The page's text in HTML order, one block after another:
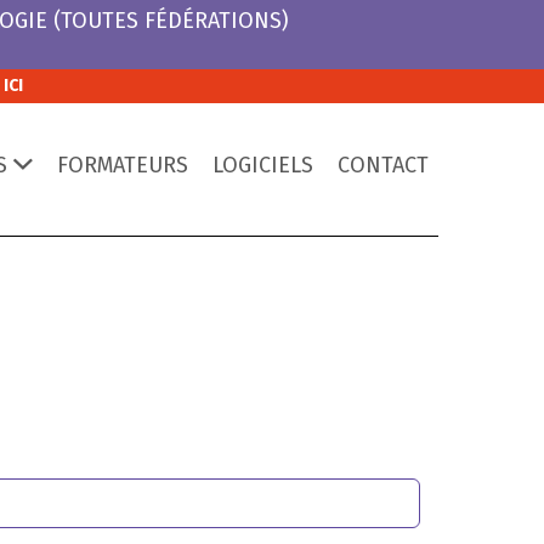
(TOUTES FÉDÉRATIONS)
FORMATEURS LOGICIELS CONTACT